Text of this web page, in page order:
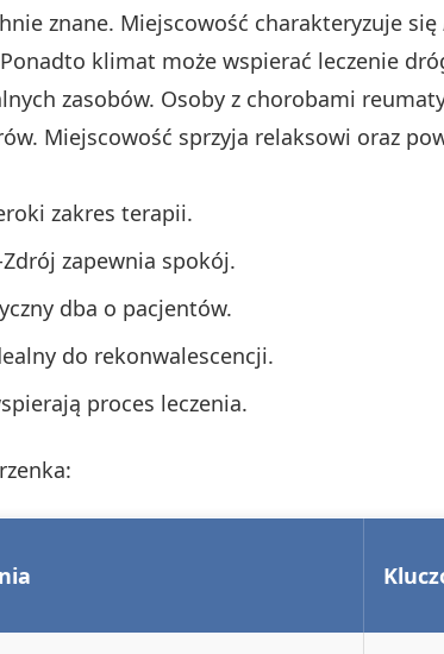
znane. Miejscowość charakteryzuje się
klimat może wspierać leczenie
zasobów. Osoby z chorobami
Miejscowość sprzyja relaksowi oraz
zakres terapii.
zapewnia spokój.
dba o pacjentów.
do rekonwalescencji.
proces leczenia.